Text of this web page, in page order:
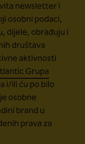
newsletter i
osobni podaci,
dijele, obrađuju i
društava
aktivnosti
Grupa
i/ili ću po bilo
osobne
brand u
prava za